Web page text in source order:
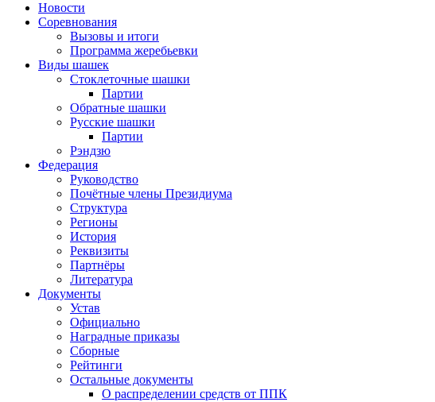
Новости
Соревнования
Вызовы и итоги
Программа жеребьевки
Виды шашек
Стоклеточные шашки
Партии
Обратные шашки
Русские шашки
Партии
Рэндзю
Федерация
Руководство
Почётные члены Президиума
Структура
Регионы
История
Реквизиты
Партнёры
Литература
Документы
Устав
Официально
Наградные приказы
Сборные
Рейтинги
Остальные документы
О распределении средств от ППК